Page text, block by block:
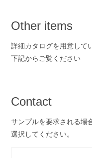
Other items
詳細カタログを用意して
下記からご覧ください
Contact
サンプルを要求される場
選択してください。